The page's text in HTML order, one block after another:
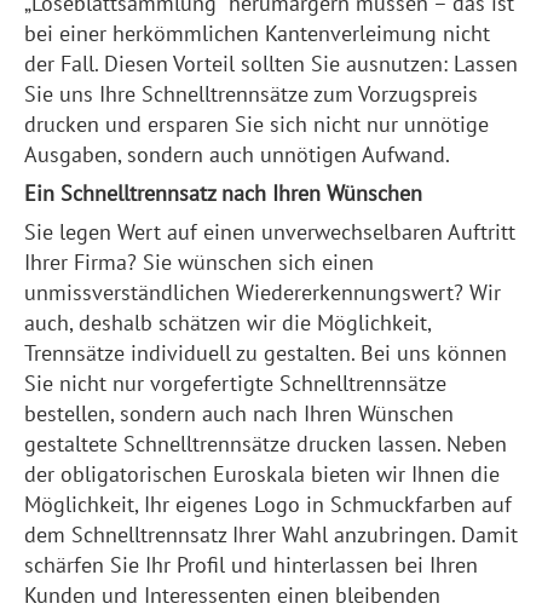
bei einer herkömmlichen Kantenverleimung nicht
der Fall. Diesen Vorteil sollten Sie ausnutzen: Lassen
Sie uns Ihre Schnelltrennsätze zum Vorzugspreis
drucken und ersparen Sie sich nicht nur unnötige
Ausgaben, sondern auch unnötigen Aufwand.
Ein Schnelltrennsatz nach Ihren Wünschen
Sie legen Wert auf einen unverwechselbaren Auftritt
Ihrer Firma? Sie wünschen sich einen
unmissverständlichen Wiedererkennungswert? Wir
auch, deshalb schätzen wir die Möglichkeit,
Trennsätze individuell zu gestalten. Bei uns können
Sie nicht nur vorgefertigte Schnelltrennsätze
bestellen, sondern auch nach Ihren Wünschen
gestaltete Schnelltrennsätze drucken lassen. Neben
der obligatorischen Euroskala bieten wir Ihnen die
Möglichkeit, Ihr eigenes Logo in Schmuckfarben auf
dem Schnelltrennsatz Ihrer Wahl anzubringen. Damit
schärfen Sie Ihr Profil und hinterlassen bei Ihren
Kunden und Interessenten einen bleibenden